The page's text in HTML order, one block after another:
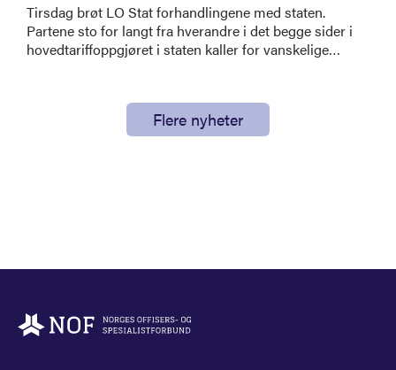
Tirsdag brøt LO Stat forhandlingene med staten.
Partene sto for langt fra hverandre i det begge sider i
hovedtariffoppgjøret i staten kaller for vanskelige
Flere nyheter